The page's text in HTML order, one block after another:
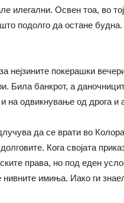
илегални. Освен тоа, во
подолго да остане
нејзините покерашки
Била банкрот, а
на одвикнување од дрога и
да се врати во
Кога својата
права, но под еден
нивните имиња. Иако ги